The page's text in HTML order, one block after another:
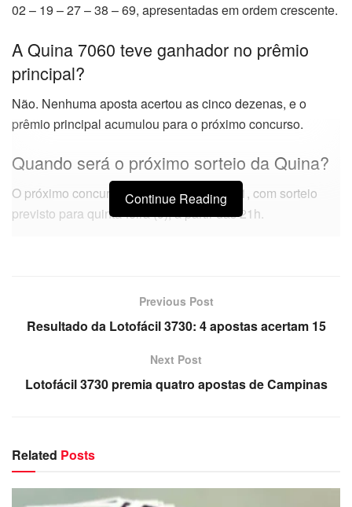
02 – 19 – 27 – 38 – 69, apresentadas em ordem crescente.
A Quina 7060 teve ganhador no prêmio
principal?
Não. Nenhuma aposta acertou as cinco dezenas, e o
prêmio principal acumulou para o próximo concurso.
Quando será o próximo sorteio da Quina?
O próximo concurso da Quina será o 7061, com sorteio
previsto para quinta-feira (9), a partir das 21h.
Continue Reading
Previous Post
Resultado da Lotofácil 3730: 4 apostas acertam 15
Next Post
Lotofácil 3730 premia quatro apostas de Campinas
Related Posts